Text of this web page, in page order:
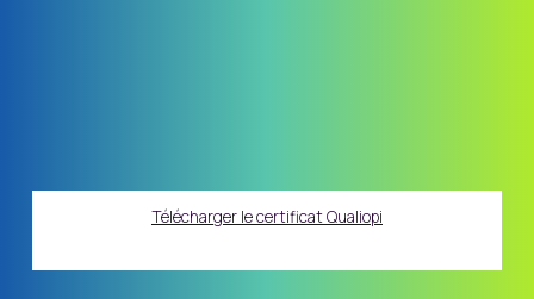
Télécharger le certificat Qualiopi